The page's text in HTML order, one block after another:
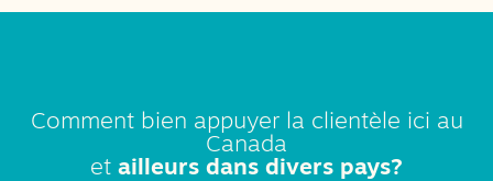
Comment bien appuyer la clientèle ici au
Canada
et ailleurs dans divers pays?